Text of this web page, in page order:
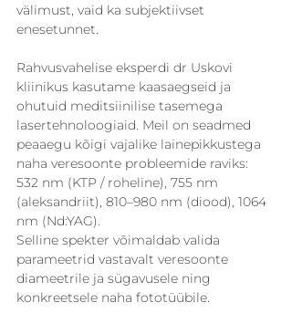
välimust, vaid ka subjektiivset
enesetunnet.
Rahvusvahelise eksperdi dr Uskovi
kliinikus kasutame kaasaegseid ja
ohutuid meditsiinilise tasemega
lasertehnoloogiaid. Meil on seadmed
peaaegu kõigi vajalike lainepikkustega
naha veresoonte probleemide raviks:
532 nm (KTP / roheline), 755 nm
(aleksandriit), 810–980 nm (diood), 1064
nm (Nd:YAG).
Selline spekter võimaldab valida
parameetrid vastavalt veresoonte
diameetrile ja sügavusele ning
konkreetsele naha fototüübile.